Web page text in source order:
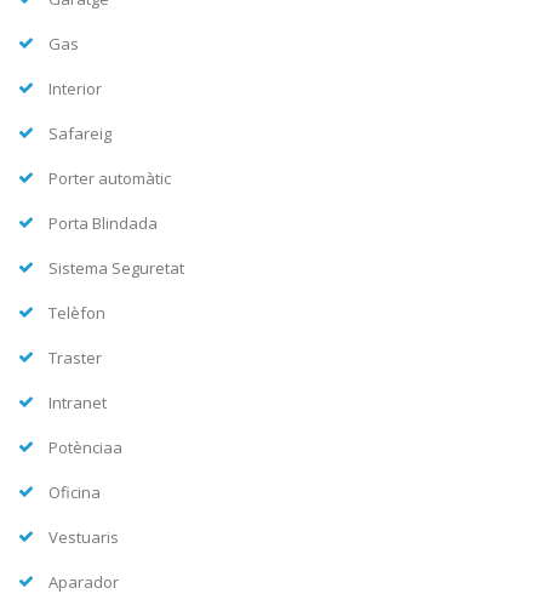
Gas
Interior
Safareig
Porter automàtic
Porta Blindada
Sistema Seguretat
Telèfon
Traster
Intranet
Potènciaa
Oficina
Vestuaris
Aparador